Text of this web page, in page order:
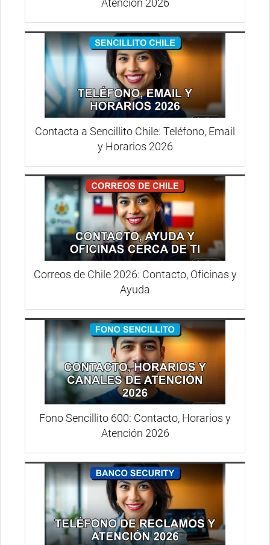
Atención 2026
Contacta a Sencillito Chile: Teléfono, Email
y Horarios 2026
Correos de Chile 2026: Contacto, Oficinas y
Ayuda
Fono Sencillito 600: Contacto, Horarios y
Atención 2026